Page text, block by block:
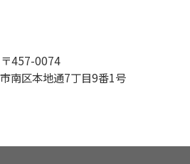
〒457-0074
南区本地通7丁目9番1号